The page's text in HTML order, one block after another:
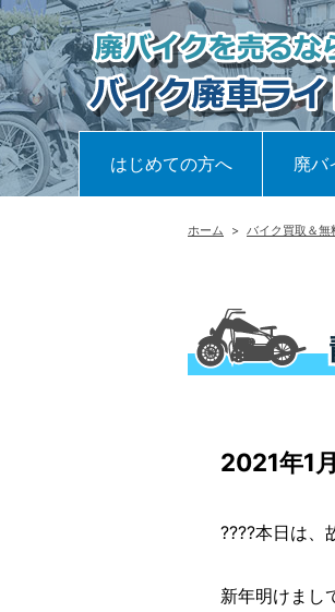
はじめての方へ 廃バ
ホーム > バイク買取＆無
2021年1
????本日は
新年明けまし